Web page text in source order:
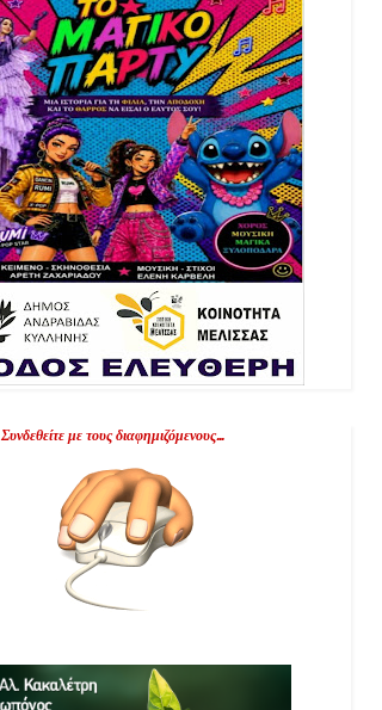
Συνδεθείτε με τους διαφημιζόμενους...